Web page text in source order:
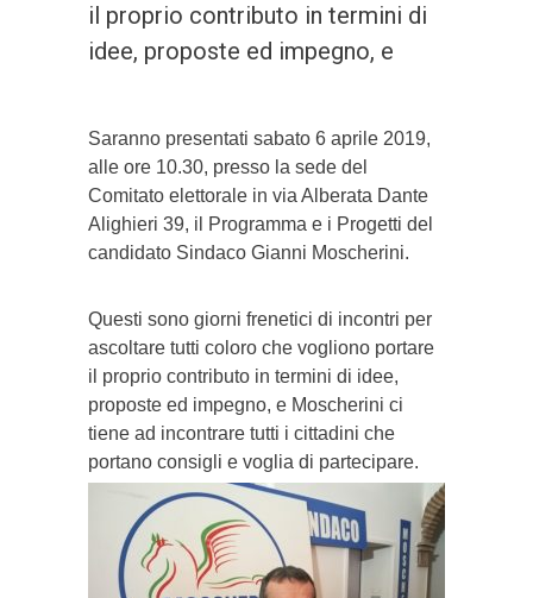
il proprio contributo in termini di
idee, proposte ed impegno, e
Saranno presentati sabato 6 aprile 2019,
alle ore 10.30, presso la sede del
Comitato elettorale in via Alberata Dante
Alighieri 39, il Programma e i Progetti del
candidato Sindaco Gianni Moscherini.
Questi sono giorni frenetici di incontri per
ascoltare tutti coloro che vogliono portare
il proprio contributo in termini di idee,
proposte ed impegno, e Moscherini ci
tiene ad incontrare tutti i cittadini che
portano consigli e voglia di partecipare.